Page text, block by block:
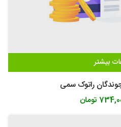
بیشتر
راتوک سمی
تومان